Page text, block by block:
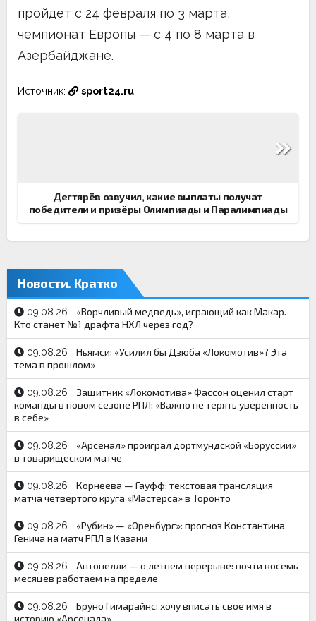
пройдет с 24 февраля по 3 марта,
чемпионат Европы — с 4 по 8 марта в
Азербайджане.
Источник: sport24.ru
Дегтярёв озвучил, какие выплаты получат
победители и призёры Олимпиады и Паралимпиады
Новости. Кратко
09.08.26
«Ворчливый медведь», играющий как Макар.
Кто станет №1 драфта НХЛ через год?
09.08.26
Ньямси: «Усилил бы Дзюба «Локомотив»? Эта
тема в прошлом»
09.08.26
Защитник «Локомотива» Фассон оценил старт
команды в новом сезоне РПЛ: «Важно не терять уверенность
в себе»
09.08.26
«Арсенал» проиграл дортмундской «Боруссии»
в товарищеском матче
09.08.26
Корнеева — Гауфф: текстовая трансляция
матча четвёртого круга «Мастерса» в Торонто
09.08.26
«Рубин» — «Оренбург»: прогноз Константина
Генича на матч РПЛ в Казани
09.08.26
Антонелли — о летнем перерыве: почти восемь
месяцев работаем на пределе
09.08.26
Бруно Гимарайнс: хочу вписать своё имя в
историю «Арсенала»